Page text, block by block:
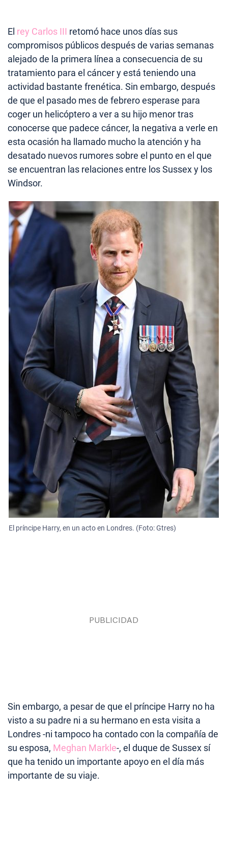
El rey Carlos III retomó hace unos días sus
compromisos públicos después de varias semanas
alejado de la primera línea a consecuencia de su
tratamiento para el cáncer y está teniendo una
actividad bastante frenética. Sin embargo, después
de que el pasado mes de febrero esperase para
coger un helicóptero a ver a su hijo menor tras
conocerse que padece cáncer, la negativa a verle en
esta ocasión ha llamado mucho la atención y ha
desatado nuevos rumores sobre el punto en el que
se encuentran las relaciones entre los Sussex y los
Windsor.
El príncipe Harry, en un acto en Londres. (Foto: Gtres)
Sin embargo, a pesar de que el príncipe Harry no ha
visto a su padre ni a su hermano en esta visita a
Londres -ni tampoco ha contado con la compañía de
su esposa, Meghan Markle-, el duque de Sussex sí
que ha tenido un importante apoyo en el día más
importante de su viaje.